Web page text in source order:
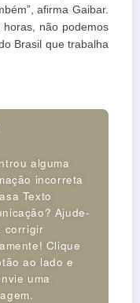
afirma Gaibar.
horas, não podemos
Brasil que trabalha
alguma
incorreta
Texto
Ajude-
corrigir
Clique
ao lado e
uma